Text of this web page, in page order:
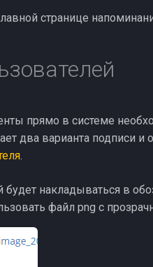
странице
прямо в системе
два варианта подписи и
.
будет накладываться в
файл png с